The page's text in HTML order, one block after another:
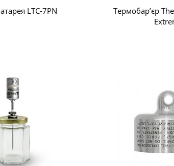
LTC-7PN
Термобар’єр